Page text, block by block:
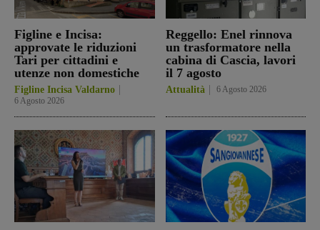
Figline e Incisa:
approvate le riduzioni
Tari per cittadini e
utenze non domestiche
Figline Incisa Valdarno
6 Agosto 2026
Reggello: Enel rinnova
un trasformatore nella
cabina di Cascia, lavori
il 7 agosto
Attualità 6 Agosto 2026